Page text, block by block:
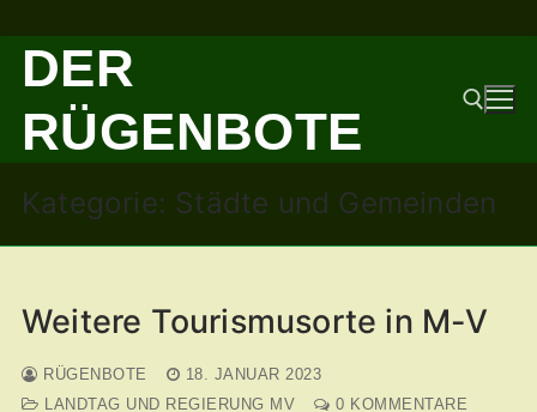
Zum
Inhalt
springen
DER
RÜGENBOTE
Suchen nach:
Kategorie: Städte und Gemeinden
Weitere Tourismusorte in M-V
RÜGENBOTE
18. JANUAR 2023
LANDTAG UND REGIERUNG MV
0 KOMMENTARE